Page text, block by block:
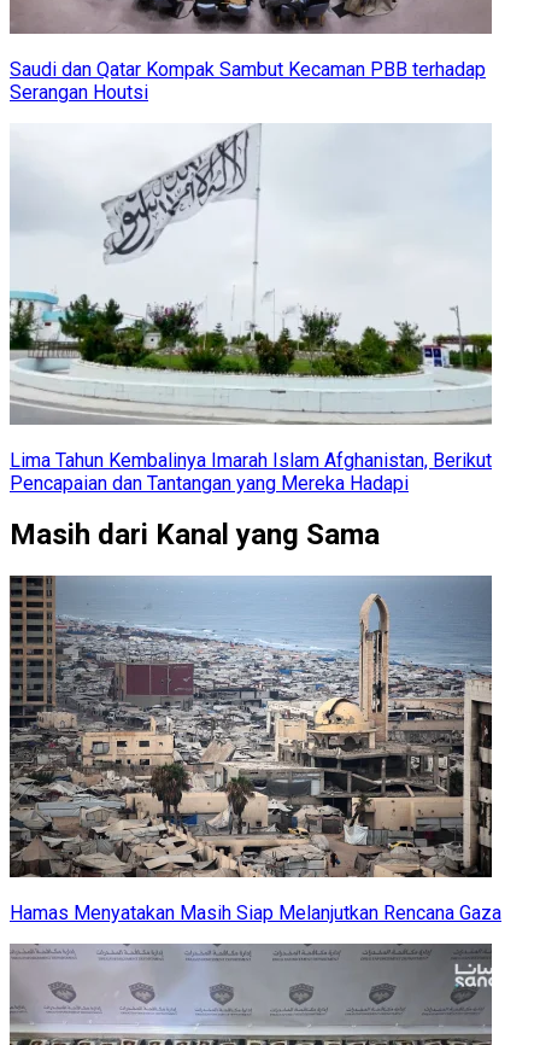
Saudi dan Qatar Kompak Sambut Kecaman PBB terhadap
Serangan Houtsi
Lima Tahun Kembalinya Imarah Islam Afghanistan, Berikut
Pencapaian dan Tantangan yang Mereka Hadapi
Masih dari Kanal yang Sama
Hamas Menyatakan Masih Siap Melanjutkan Rencana Gaza